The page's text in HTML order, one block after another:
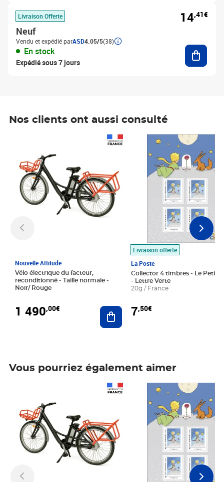
Livraison Offerte
Neuf
Vendu et expédié parASD4.05/5(38)
En stock
Expédié sous 7 jours
14,41€
Nos clients ont aussi consulté
Nouvelle Attitude
Vélo électrique du facteur,
reconditionné - Taille normale -
Noir/ Rouge
1 490,00€ Ajouter au panier
Livraison offerte
La Poste
Collector 4 timbres - Le Petit
- Lettre Verte
20g / France
7,50€
Prix 7,50€
Vous pourriez également aimer
Prix 7,50€